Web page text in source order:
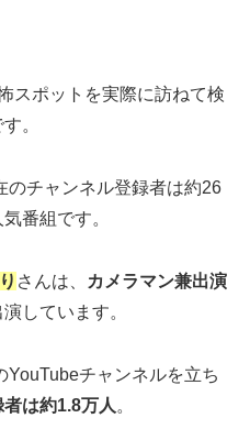
スポットを実際に訪ねて検
。
のチャンネル登録者は約26
番組です。
さんは、
カメラマン兼出演
しています。
チャンネルを立ち
は約1.8万人 。